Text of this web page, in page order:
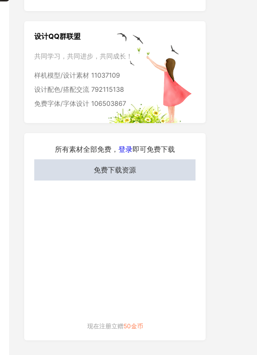
设计QQ群联盟
共同学习，共同进步，共同成长！
样机模型/设计素材 11037109
设计配色/搭配交流 792115138
免费字体/字体设计 106503867
所有素材全部免费， 登录即可免费下载
免费下载资源
现在注册立赠50金币